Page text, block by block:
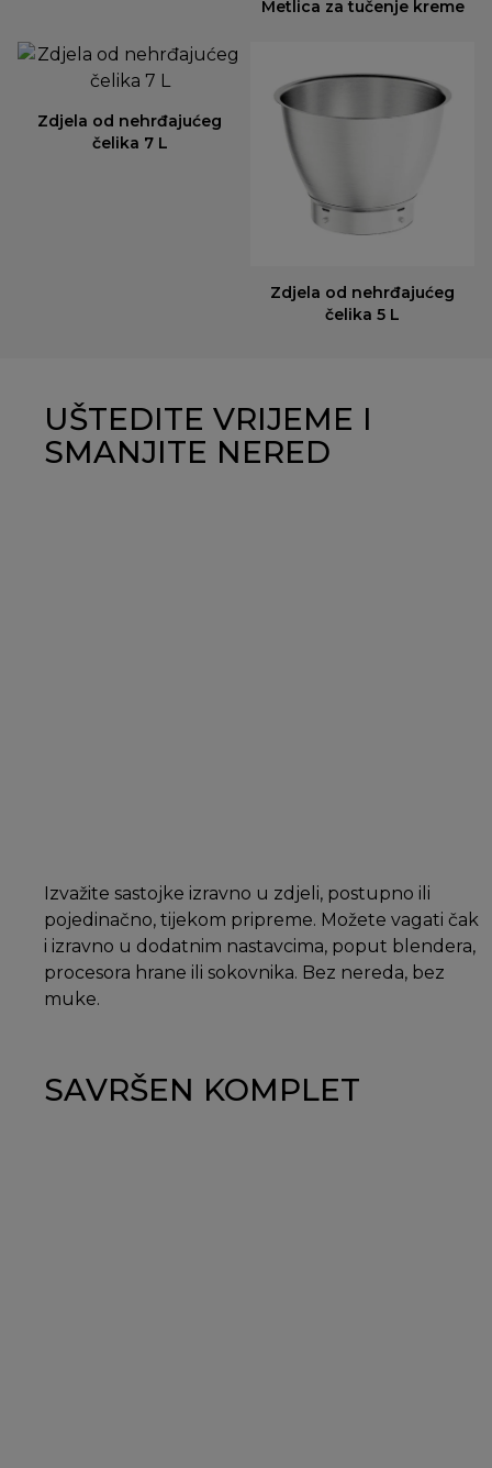
Metlica za tučenje kreme
Zdjela od nehrđajućeg
čelika 7 L
Zdjela od nehrđajućeg
čelika 5 L
UŠTEDITE VRIJEME I
SMANJITE NERED
Izvažite sastojke izravno u zdjeli, postupno ili
pojedinačno, tijekom pripreme. Možete vagati čak
i izravno u dodatnim nastavcima, poput blendera,
procesora hrane ili sokovnika. Bez nereda, bez
muke.
SAVRŠEN KOMPLET